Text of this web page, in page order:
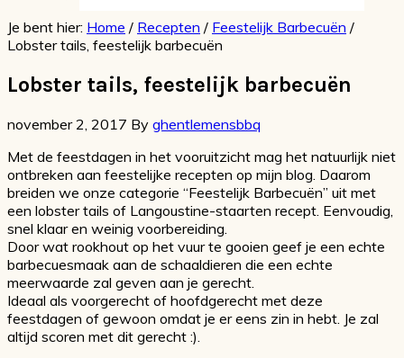
Je bent hier: Home / Recepten / Feestelijk Barbecuën /
Lobster tails, feestelijk barbecuën
Lobster tails, feestelijk barbecuën
november 2, 2017 By ghentlemensbbq
Met de feestdagen in het vooruitzicht mag het natuurlijk niet
ontbreken aan feestelijke recepten op mijn blog. Daarom
breiden we onze categorie “Feestelijk Barbecuën” uit met
een lobster tails of Langoustine-staarten recept. Eenvoudig,
snel klaar en weinig voorbereiding.
Door wat rookhout op het vuur te gooien geef je een echte
barbecuesmaak aan de schaaldieren die een echte
meerwaarde zal geven aan je gerecht.
Ideaal als voorgerecht of hoofdgerecht met deze
feestdagen of gewoon omdat je er eens zin in hebt. Je zal
altijd scoren met dit gerecht :).